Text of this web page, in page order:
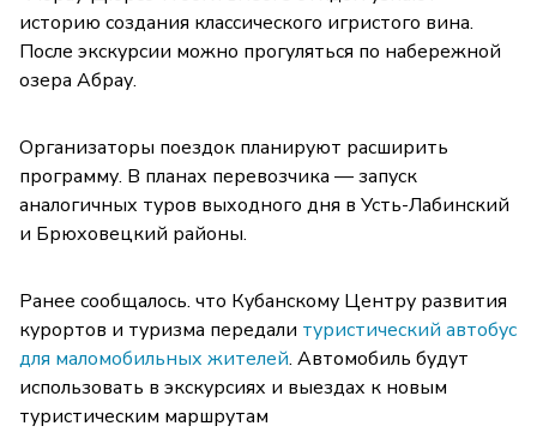
историю создания классического игристого вина.
После экскурсии можно прогуляться по набережной
озера Абрау.
Организаторы поездок планируют расширить
программу. В планах перевозчика — запуск
аналогичных туров выходного дня в Усть-Лабинский
и Брюховецкий районы.
Ранее сообщалось. что Кубанскому Центру развития
курортов и туризма передали туристический автобус
для маломобильных жителей. Автомобиль будут
использовать в экскурсиях и выездах к новым
туристическим маршрутам